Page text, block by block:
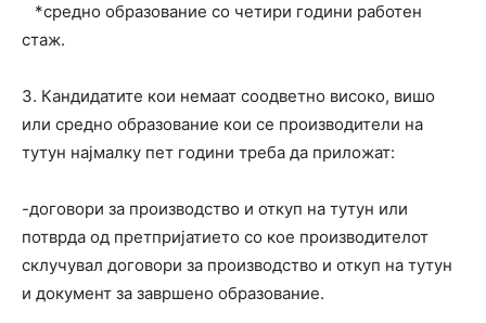
*средно образование со четири години работен
стаж.
3. Кандидатите кои немаат соодветно високо, вишо
или средно образование кои се производители на
тутун најмалку пет години треба да приложат:
-договори за производство и откуп на тутун или
потврда од претпријатието со кое производителот
склучувал договори за производство и откуп на тутун
и документ за завршено образование.